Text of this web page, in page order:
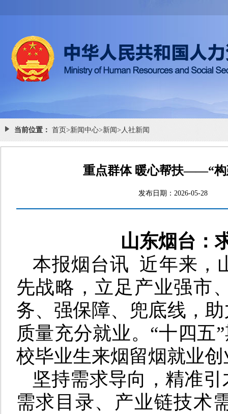
当前位置： 首页>新闻中心>新闻> 人社新闻
重点群体 暖心帮扶——“构
发布日期：2026-
山东烟台：
本报烟台讯 近年来，
先战略，立足产业强市
务、强保障、兜底线，
质量充分就业。“十四五
校毕业生来烟留烟就业
坚持需求导向，精准
需求目录、产业链技术